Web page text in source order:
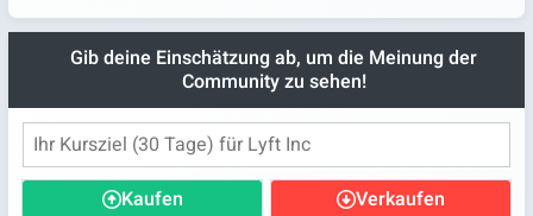
Gib deine Einschätzung ab, um die Meinung der
Community zu sehen!
Kaufen Verkaufen